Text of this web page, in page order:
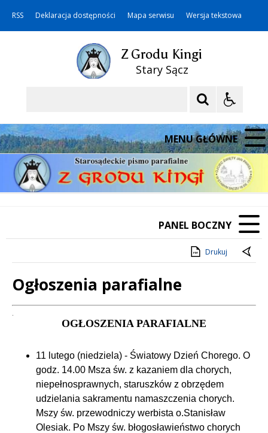
RSS Deklaracja dostępności Mapa serwisu Wersja tekstowa
Z Grodu Kingi
Stary Sącz
MENU GŁÓWNE
PANEL BOCZNY
Drukuj
Ogłoszenia parafialne
Treść
.
OGŁOSZENIA PARAFIALNE
11 lutego (niedziela) - Światowy Dzień Chorego. O
godz. 14.00 Msza św. z kazaniem dla chorych,
niepełnosprawnych, staruszków z obrzędem
udzielania sakramentu namaszczenia chorych.
Mszy św. przewodniczy werbista o.Stanisław
Olesiak. Po Mszy św. błogosławieństwo chorych